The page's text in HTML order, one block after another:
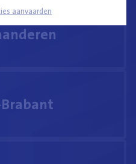
aanvaarden